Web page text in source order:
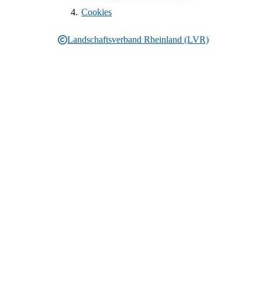
Landschaftsverband Rheinland (LVR)
Cookies